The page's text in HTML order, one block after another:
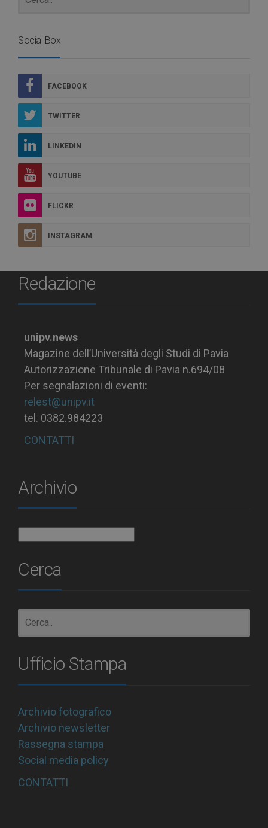
Social Box
FACEBOOK
TWITTER
LINKEDIN
YOUTUBE
FLICKR
INSTAGRAM
Redazione
unipv.news
Magazine dell’Università degli Studi di Pavia
Autorizzazione Tribunale di Pavia n.694/08
Per segnalazioni di eventi:
relest@unipv.it
tel. 0382.984223
CONTATTI
Archivio
Cerca
Ufficio Stampa
Archivio fotografico
Archivio newsletter
Rassegna stampa
Social media policy
CONTATTI